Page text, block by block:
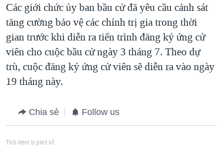
Các giới chức ủy ban bầu cử đã yêu cầu cảnh sát
tăng cường bảo vệ các chính trị gia trong thời
gian trước khi diễn ra tiến trình đăng ký ứng cử
viên cho cuộc bầu cử ngày 3 tháng 7. Theo dự
trù, cuộc đăng ký ứng cử viên sẽ diễn ra vào ngày
19 tháng này.
Chia sẻ Follow us
This item is part of